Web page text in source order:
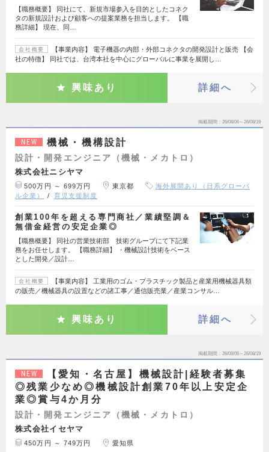
【職務概要】 同社にて、新規市場参入を目的としたコネク
タの新規設計および顧客への提案業務を担当します。 【職
務詳細】 現在、同…
会社概要
【事業内容】 電子機器の内部・外部コネクタの開発設計と販売 【会
社の特徴】 同社では、台湾本社を中心にグローバルに事業を展開し…
興味あり 詳細へ
掲載期間 26/08/06～26/08/19
NEW 機械・機構設計
設計・開発エンジニア（機械・メカトロ）
株式会社ニシヤマ
500万円 ～ 699万円 東京都
海外展開あり（日系グローバ
ル企業）
育児支援制度
創業100年を超える専門商社／業績堅調＆
無借金経営の安定企業◎
【職務概要】 同社の営業技術部 技術グループにて下記業
務をお任せします。 【職務詳細】 ・機械設計技術をベース
とした開発／設計…
会社概要
【事業内容】 工業用のゴム・プラスチック製品と産業用機械器具類
の販売／機械器具の設置などの諸工事／通信販売業／産業コンサル…
興味あり 詳細へ
掲載期間 26/08/06～26/08/19
NEW
【愛知・名古屋】機械設計|経験者募集
◎残業少なめ◎機械設計創業70年以上安定企
業◎賞与4か月分
設計・開発エンジニア（機械・メカトロ）
株式会社イセヤマ
450万円 ～ 749万円 愛知県